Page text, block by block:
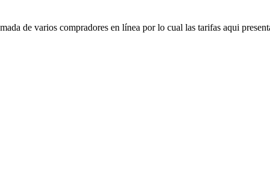
de varios compradores en línea por lo cual las tarifas aqui